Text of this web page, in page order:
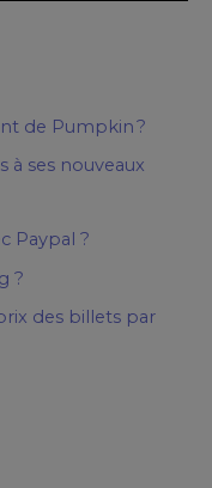
de Pumpkin ?
à ses nouveaux
Paypal ?
?
des billets par